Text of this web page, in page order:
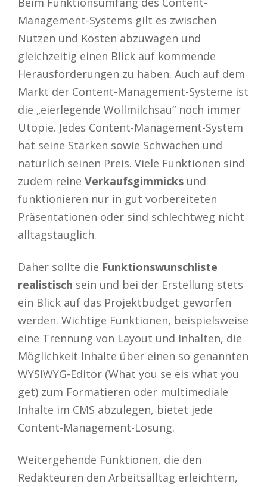
Management-Systems gilt es zwischen
Nutzen und Kosten abzuwägen und
gleichzeitig einen Blick auf kommende
Herausforderungen zu haben. Auch auf dem
Markt der Content-Management-Systeme ist
die „eierlegende Wollmilchsau“ noch immer
Utopie. Jedes Content-Management-System
hat seine Stärken sowie Schwächen und
natürlich seinen Preis. Viele Funktionen sind
zudem reine Verkaufsgimmicks und
funktionieren nur in gut vorbereiteten
Präsentationen oder sind schlechtweg nicht
alltagstauglich.
Daher sollte die Funktionswunschliste
realistisch sein und bei der Erstellung stets
ein Blick auf das Projektbudget geworfen
werden. Wichtige Funktionen, beispielsweise
eine Trennung von Layout und Inhalten, die
Möglichkeit Inhalte über einen so genannten
WYSIWYG-Editor (What you se eis what you
get) zum Formatieren oder multimediale
Inhalte im CMS abzulegen, bietet jede
Content-Management-Lösung.
Weitergehende Funktionen, die den
Redakteuren den Arbeitsalltag erleichtern,